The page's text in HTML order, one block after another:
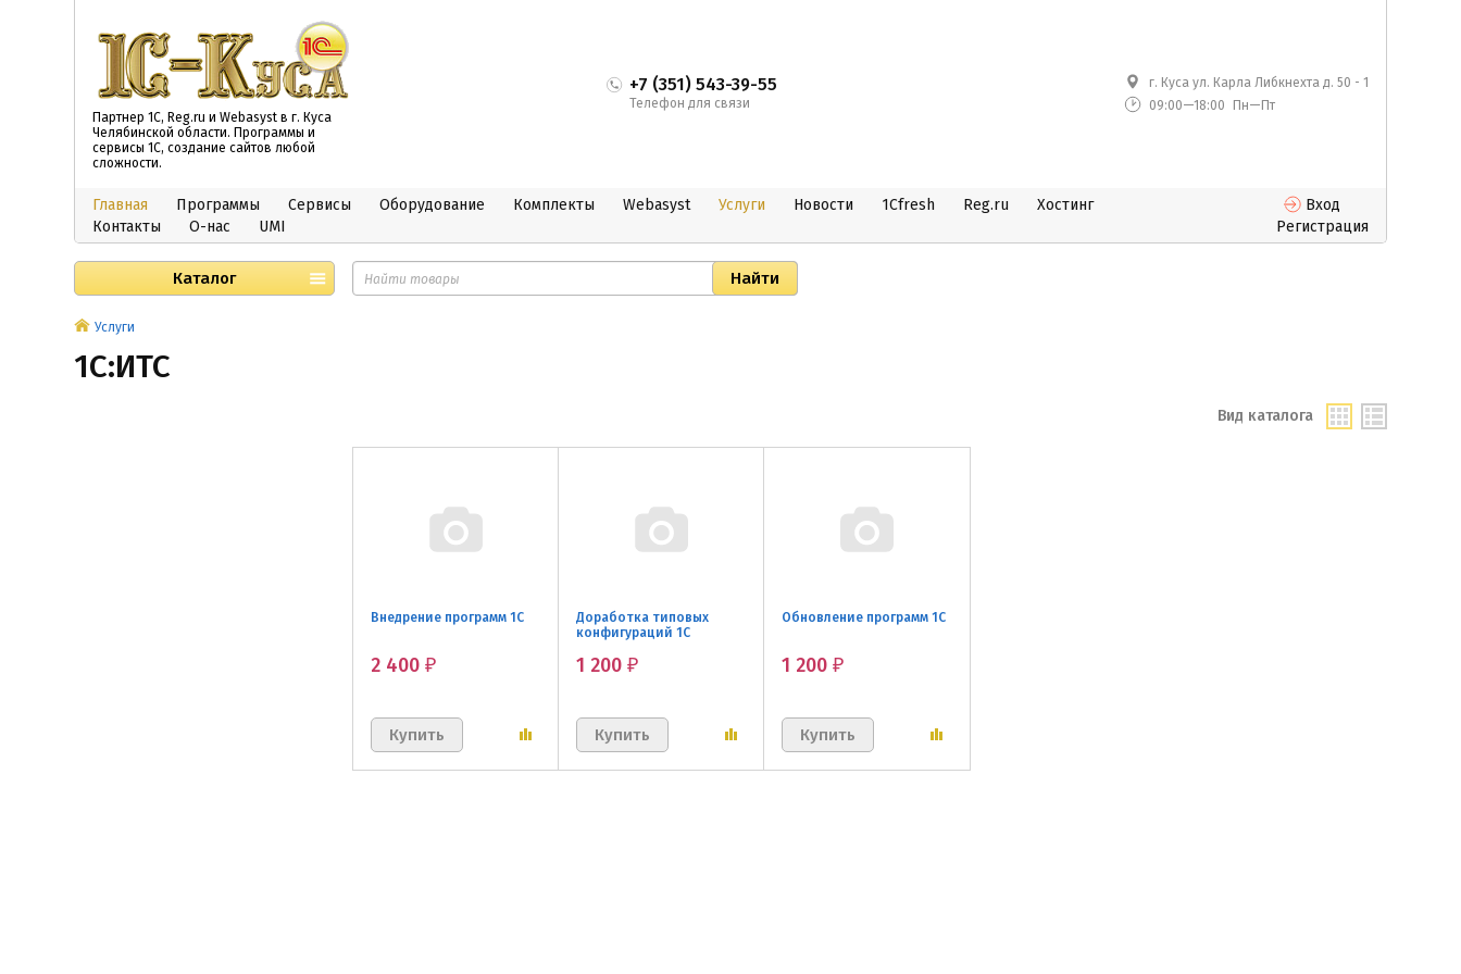
Партнер 1С, Reg.ru и Webasyst в г. Куса
Челябинской области. Программы и
сервисы 1С, создание сайтов любой
сложности.
+7 (351) 543-39-55
Телефон для связи
г. Куса ул. Карла Либкнехта д. 50 - 1
09:00—18:00
Пн—Пт
Главная Программы Сервисы Оборудование Комплекты Webasyst Услуги Новости 1Cfresh Reg.ru
Хостинг
Контакты
О-нас UMI
Вход
Регистрация
Каталог
Услуги
1С:ИТС
Вид каталога
Внедрение программ 1С
2 400 ₽
Доработка типовых
конфигураций 1С
1 200₽
Обновление программ 1С
1 200₽